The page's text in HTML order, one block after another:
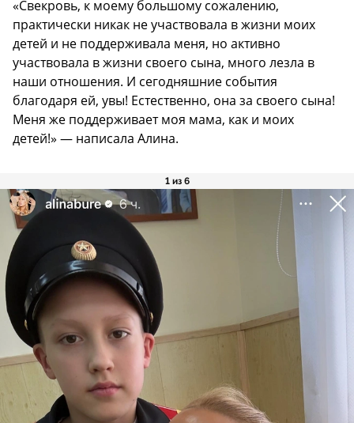
«Свекровь, к моему большому сожалению,
практически никак не участвовала в жизни моих
детей и не поддерживала меня, но активно
участвовала в жизни своего сына, много лезла в
наши отношения. И сегодняшние события
благодаря ей, увы! Естественно, она за своего сына!
Меня же поддерживает моя мама, как и моих
детей!» — написала Алина.
1 из 6